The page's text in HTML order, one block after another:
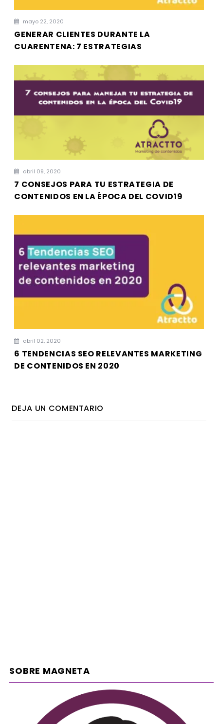
mayo 22, 2020
GENERAR CLIENTES DURANTE LA
CUARENTENA: 7 ESTRATEGIAS
abril 09, 2020
7 CONSEJOS PARA TU ESTRATEGIA DE
CONTENIDOS EN LA ÉPOCA DEL COVID19
abril 02, 2020
6 TENDENCIAS SEO RELEVANTES MARKETING
DE CONTENIDOS EN 2020
DEJA UN COMENTARIO
SOBRE MAGNETA